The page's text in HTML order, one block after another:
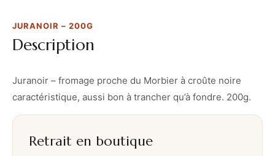
0
0
JURANOIR – 200G
Description
Juranoir – fromage proche du Morbier à croûte noire
caractéristique, aussi bon à trancher qu’à fondre. 200g.
Retrait en boutique